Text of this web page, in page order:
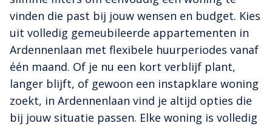
vinden die past bij jouw wensen en budget. Kies
uit volledig gemeubileerde appartementen in
Ardennenlaan met flexibele huurperiodes vanaf
één maand. Of je nu een kort verblijf plant,
langer blijft, of gewoon een instapklare woning
zoekt, in Ardennenlaan vind je altijd opties die
bij jouw situatie passen. Elke woning is volledig